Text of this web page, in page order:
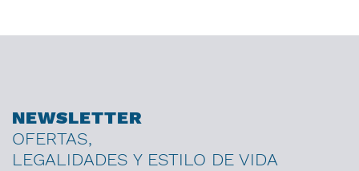
NEWSLETTER
OFERTAS,
LEGALIDADES Y ESTILO DE VIDA